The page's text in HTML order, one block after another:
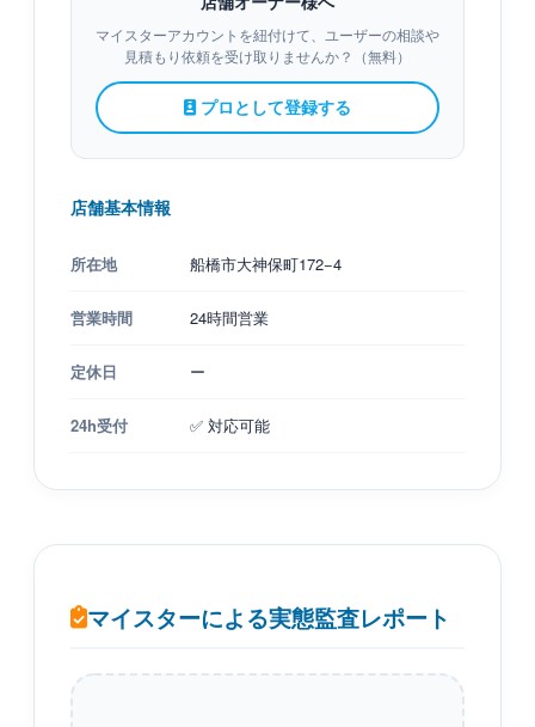
マイスターアカウントを紐付けて、ユーザーの相談や
見積もり依頼を受け取りませんか？（無料）
プロとして登録する
店舗基本情報
所在地 船橋市大神保町172−4
営業時間 24時間営業
定休日 ー
24h受付 ✅ 対応可能
マイスターによる実態監査レポート